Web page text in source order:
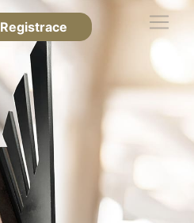
Registrace